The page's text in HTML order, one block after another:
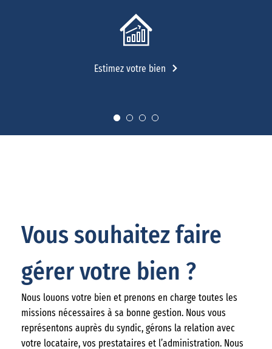
Estimez votre bien
Vous souhaitez faire
gérer votre bien ?
Nous louons votre bien et prenons en charge toutes les
missions nécessaires à sa bonne gestion. Nous vous
représentons auprès du syndic, gérons la relation avec
votre locataire, vos prestataires et l’administration. Nous